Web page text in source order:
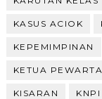
KASUS ACIOK
KEPEMIMPINAN
KETUA PEWARTA
KISARAN